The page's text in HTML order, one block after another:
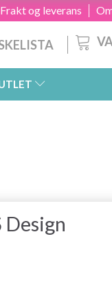
Frakt og leverans
Design